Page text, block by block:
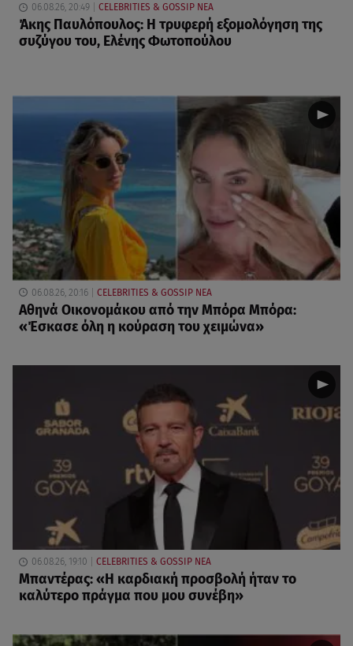
06.08.26, 20:49 CELEBRITIES & GOSSIP ΝΕΑ
Άκης Παυλόπουλος: Η τρυφερή εξομολόγηση της
συζύγου του, Ελένης Φωτοπούλου
06.08.26, 20:16 CELEBRITIES & GOSSIP ΝΕΑ
Αθηνά Οικονομάκου από την Μπόρα Μπόρα:
«Έσκασε όλη η κούραση του χειμώνα»
06.08.26, 19:10 CELEBRITIES & GOSSIP ΝΕΑ
Μπαντέρας: «Η καρδιακή προσβολή ήταν το
καλύτερο πράγμα που μου συνέβη»